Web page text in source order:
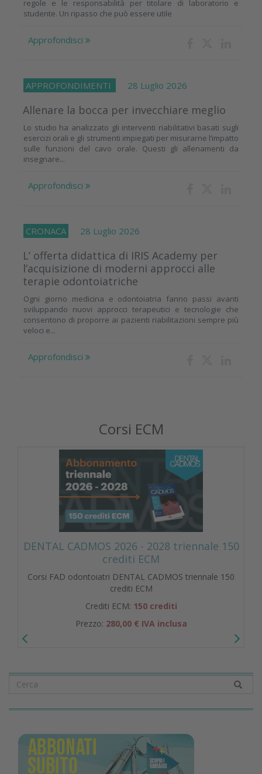
regole e le responsabilità per titolare di laboratorio e
studente. Un ripasso che può essere utile
Approfondisci
APPROFONDIMENTI 28 Luglio 2026
Allenare la bocca per invecchiare meglio
Lo studio ha analizzato gli interventi riabilitativi basati sugli
esercizi orali e gli strumenti impiegati per misurarne l’impatto
sulle funzioni del cavo orale. Questi gli allenamenti da
insegnare...
Approfondisci
CRONACA 28 Luglio 2026
L’ offerta didattica di IRIS Academy per
l’acquisizione di moderni approcci alle
terapie odontoiatriche
Ogni giorno medicina e odontoiatria fanno passi avanti
sviluppando nuovi approcci terapeutici e tecnologie che
consentono di proporre ai pazienti riabilitazioni sempre più
veloci e...
Approfondisci
Corsi ECM
DENTAL CADMOS 2026 - 2028 triennale 150
crediti ECM
Corsi FAD odontoiatri DENTAL CADMOS triennale 150
crediti ECM
Crediti ECM: 150 crediti
Prezzo: 280,00 € IVA inclusa